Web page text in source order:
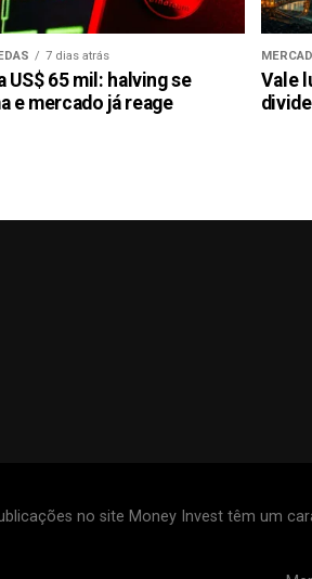
7 dias atrás
US$ 65 mil: halving se
e mercado já reage
Vale
no site Money Invest têm um